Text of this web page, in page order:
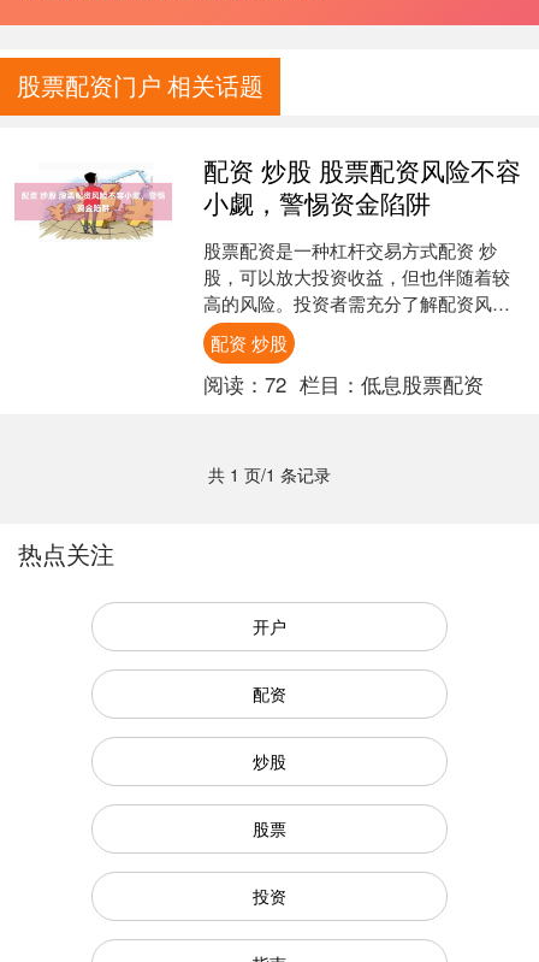
股票配资门户 相关话题
配资 炒股 股票配资风险不容
小觑，警惕资金陷阱
股票配资是一种杠杆交易方式配资 炒
股，可以放大投资收益，但也伴随着较
高的风险。投资者需充分了解配资风
险，避免陷入资金陷阱。 1. 了解公司的
背景和信誉：查看公司....
配资 炒股
阅读： 72 栏目： 低息股票配资
共 1 页/1 条记录
热点关注
开户
配资
炒股
股票
投资